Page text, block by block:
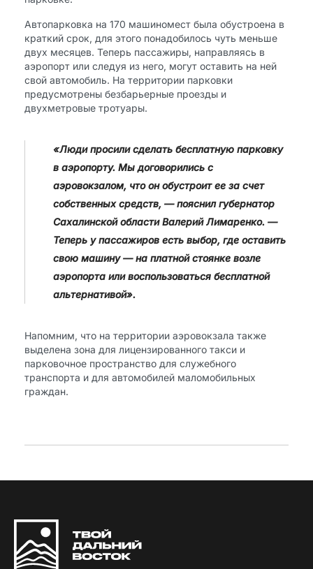
Автопарковка на 170 машиномест была обустроена в
краткий срок, для этого понадобилось чуть меньше
двух месяцев. Теперь пассажиры, направляясь в
аэропорт или следуя из него, могут оставить на ней
свой автомобиль. На территории парковки
предусмотрены безбарьерные проезды и
двухметровые тротуары.
«Люди просили сделать бесплатную парковку
в аэропорту. Мы договорились с
аэровокзалом, что он обустроит ее за счет
собственных средств, — пояснил губернатор
Сахалинской области Валерий Лимаренко. —
Теперь у пассажиров есть выбор, где оставить
свою машину — на платной стоянке возле
аэропорта или воспользоваться бесплатной
альтернативой».
Напомним, что на территории аэровокзала также
выделена зона для лицензированного такси и
парковочное пространство для служебного
транспорта и для автомобилей маломобильных
граждан.